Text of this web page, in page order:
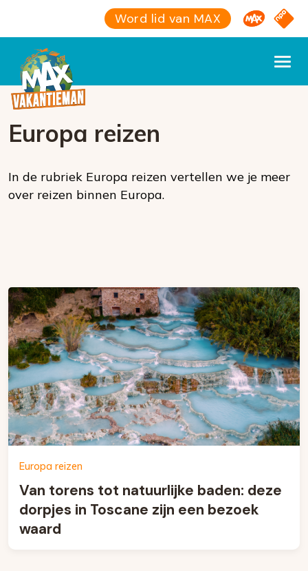
Word lid van MAX Omroep
NPO
Europa reizen
In de rubriek Europa reizen vertellen we je meer
over reizen binnen Europa.
Europa reizen
Van torens tot natuurlijke baden: deze
dorpjes in Toscane zijn een bezoek
waard